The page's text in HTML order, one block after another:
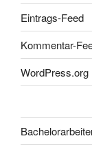
Eintrags-Feed
Kommentar-
WordPress.org